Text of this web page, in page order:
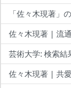
「佐々木現著」
佐々木現著 | 流
芸術大学: 検索結
佐々木現著 | 共